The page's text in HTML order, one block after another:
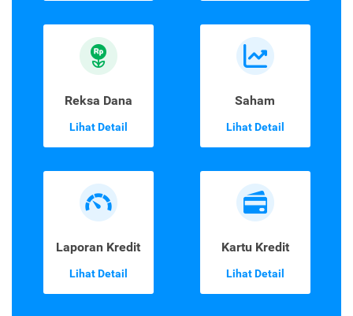
Reksa Dana
Lihat Detail
Saham
Lihat Detail
Laporan Kredit
Lihat Detail
Kartu Kredit
Lihat Detail